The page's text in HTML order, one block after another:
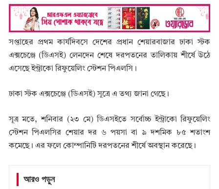
সপ্তাহের প্রথম কার্যদিবসে দেশের প্রধান শেয়ারবাজার ঢাকা স্টক
এক্সচেঞ্জে (ডিএসই) লেনদেন শেষে দরপতনের তালিকায় শীর্ষে উঠে
এসেছে ইন্ট্রাকো রিফুয়েলিং স্টেশন পিএলসি।
ঢাকা স্টক এক্সচেঞ্জে (ডিএসই) সূত্রে এ তথ্য জানা গেছে।
সূত্র মতে, শনিবার (২৩ মে) ডিএসইতে সর্বোচ্চ ইন্ট্রাকো রিফুয়েলিং
স্টেশন পিএলসির শেয়ার দর ৬ পয়সা বা ৯ দশমিক ৮৫ শতাংশ
কমেছে। এর ফলে কোম্পানিটি দরপতনের শীর্ষে অবস্থান করেছে।
আরও পড়ুন